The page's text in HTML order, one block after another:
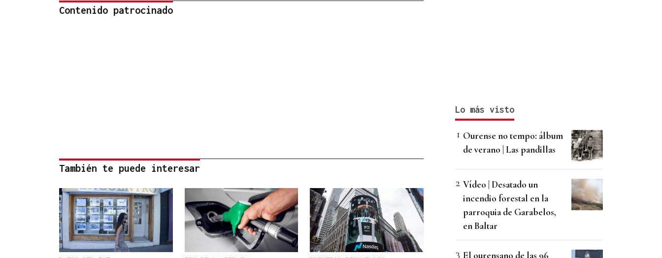
Contenido patrocinado
También te puede interesar
Lo más visto
Ourense no tempo: álbum
de verano | Las pandillas
Vídeo | Desatado un
incendio forestal en la
parroquia de Garabelos,
en Baltar
El ourensano de las 96